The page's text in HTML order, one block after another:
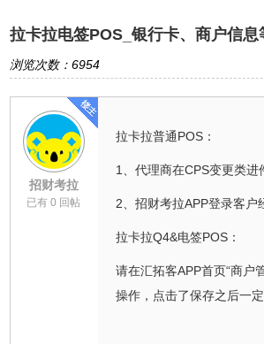
拉卡拉电签POS_银行卡、商户信息
浏览次数：6954
招财考拉
已有 0 回帖
拉卡拉普通POS：
1、代理商在CPS变更类进
2、招财考拉APP登录客户
拉卡拉Q4&电签POS：
请在汇拓客APP首页“商户
操作，点击了保存之后一